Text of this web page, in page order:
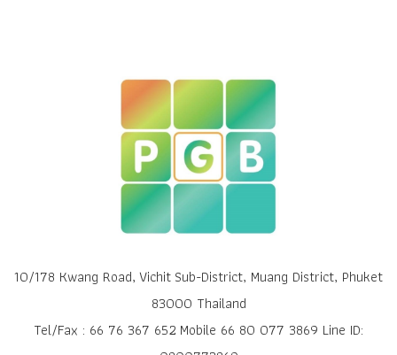
10/178 Kwang Road, Vichit Sub-District, Muang District, Phuket
83000 Thailand
Tel/Fax : 66 76 367 652 Mobile 66 80 077 3869 Line ID: